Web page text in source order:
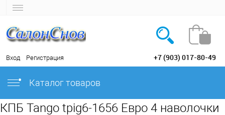
Вход Регистрация +7 (903) 017-80-49
Каталог товаров
КПБ Tango tpig6-1656 Евро 4 наволочки